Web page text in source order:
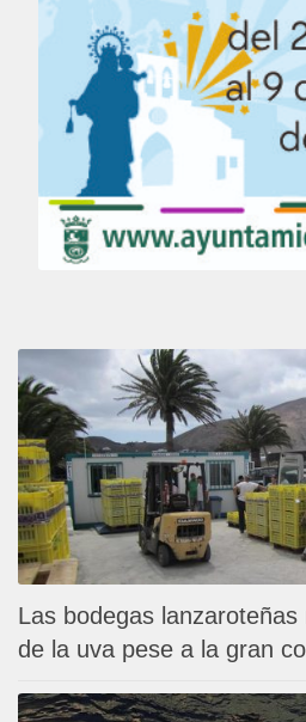
Las bodegas
de la uva pese a la gran